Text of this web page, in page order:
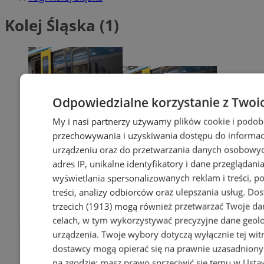
Kolej Śląska (1)
Odpowiedzialne korzystanie z
My i nasi partnerzy używamy plików cookie i
przechowywania i uzyskiwania dostępu do
urządzeniu oraz do przetwarzania danych
adres IP, unikalne identyfikatory i dane
wyświetlania spersonalizowanych reklam i treści,
treści, analizy odbiorców oraz ulepszania usług.
trzecich (1913)mogą również przetwarzać Twoje
celach, w tym wykorzystywać precyzyjne dane
urządzenia. Twoje wybory dotyczą wyłącznie tej
dostawcy mogą opierać się na prawnie